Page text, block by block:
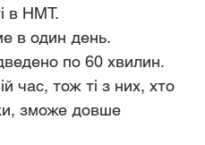
в НМТ.
в один день.
по 60 хвилин.
час, тож ті з них, хто
зможе довше